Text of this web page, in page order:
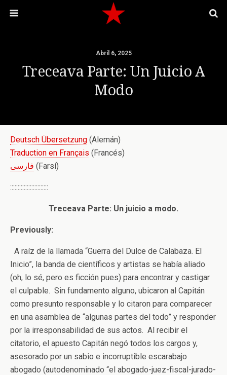
Abril 6, 2025
Treceava Parte: Un Juicio A
Modo
Deutsch Übersetzung (Alemán)
Traduction en Français (Francés)
فارسی (Farsí)
:::::::::::::::::::::::::
Treceava Parte: Un juicio a modo.
Previously:
A raíz de la llamada “Guerra del Dulce de Calabaza. El
Inicio”, la banda de científicos y artistas se había aliado
(oh, lo sé, pero es ficción pues) para encontrar y castigar
el culpable. Sin fundamento alguno, ubicaron al Capitán
como presunto responsable y lo citaron para comparecer
en una asamblea de “algunas partes del todo” y responder
por la irresponsabilidad de sus actos. Al recibir el
citatorio, el apuesto Capitán negó todos los cargos y,
asesorado por un sabio e incorruptible escarabajo
abogado (autodenominado “el abogado-juez-fiscal-jurado-